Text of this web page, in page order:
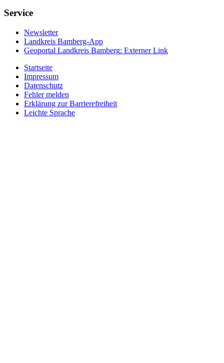
Service
Newsletter
Landkreis Bamberg-App
Geoportal Landkreis Bamberg: Externer Link
Startseite
Impressum
Datenschutz
Fehler melden
Erklärung zur Barrierefreiheit
Leichte Sprache